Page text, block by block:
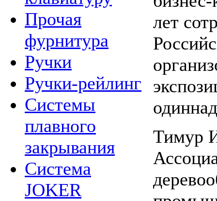
Прочая
фурнитура
Ручки
Ручки-рейлинг
Системы
плавного
закрывания
Система
JOKER
лет
Тимур